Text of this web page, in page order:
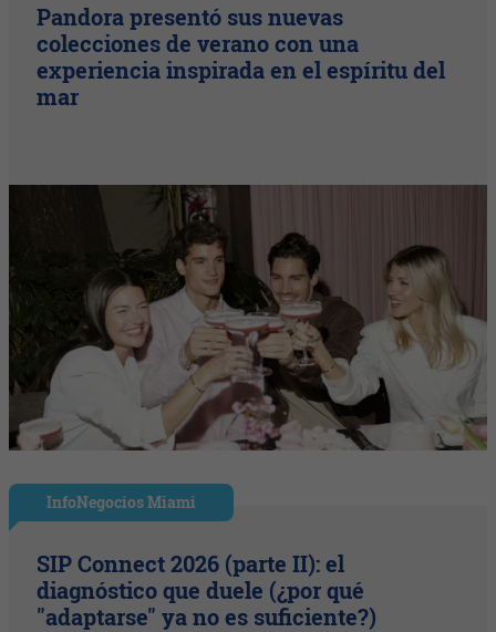
Pandora presentó sus nuevas
colecciones de verano con una
experiencia inspirada en el espíritu del
mar
InfoNegocios Miami
SIP Connect 2026 (parte II): el
diagnóstico que duele (¿por qué
"adaptarse" ya no es suficiente?)